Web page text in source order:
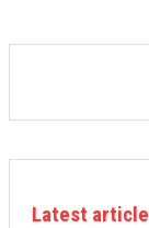
Latest